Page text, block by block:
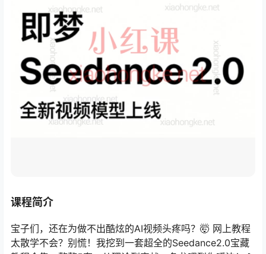
课程简介
宝子们，还在为做不出酷炫的AI视频头疼吗？🤯 网上教程
太散学不会？别慌！我挖到一套超全的Seedance2.0宝藏